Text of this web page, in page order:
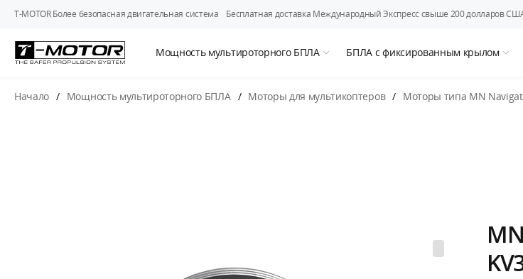
T-MOTOR Более безопасная двигательная система Бесплатная доставка Международный Экспресс свыше 200 долларов
Мощность мультироторного БПЛА БПЛА с фиксированным крылом
Начало / Мощность мультироторного БПЛА / Моторы для мультикоптеров / Моторы типа MN